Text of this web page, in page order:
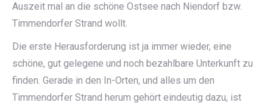
Auszeit mal an die schöne Ostsee nach Niendorf bzw.
Timmendorfer Strand wollt.
Die erste Herausforderung ist ja immer wieder, eine
schöne, gut gelegene und noch bezahlbare Unterkunft zu
finden. Gerade in den In-Orten, und alles um den
Timmendorfer Strand herum gehört eindeutig dazu, ist